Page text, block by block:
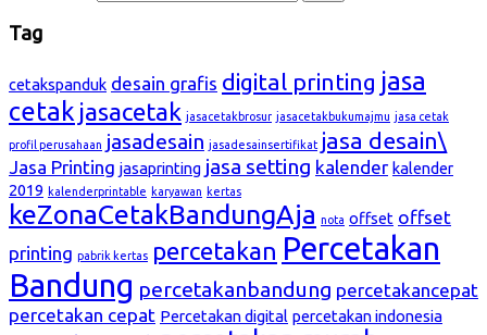
Tag
cetakspanduk desain grafis digital printing jasa
cetak jasacetak jasacetakbrosur jasacetakbukumajmu jasa cetak
profil perusahaan jasadesain jasadesainsertifikat jasa desain\
Jasa Printing jasaprinting jasa setting kalender kalender
2019 kalenderprintable karyawan kertas
keZonaCetakBandungAja nota offset offset
printing pabrik kertas percetakan Percetakan
Bandung percetakanbandung percetakancepat
percetakan cepat Percetakan digital percetakan indonesia